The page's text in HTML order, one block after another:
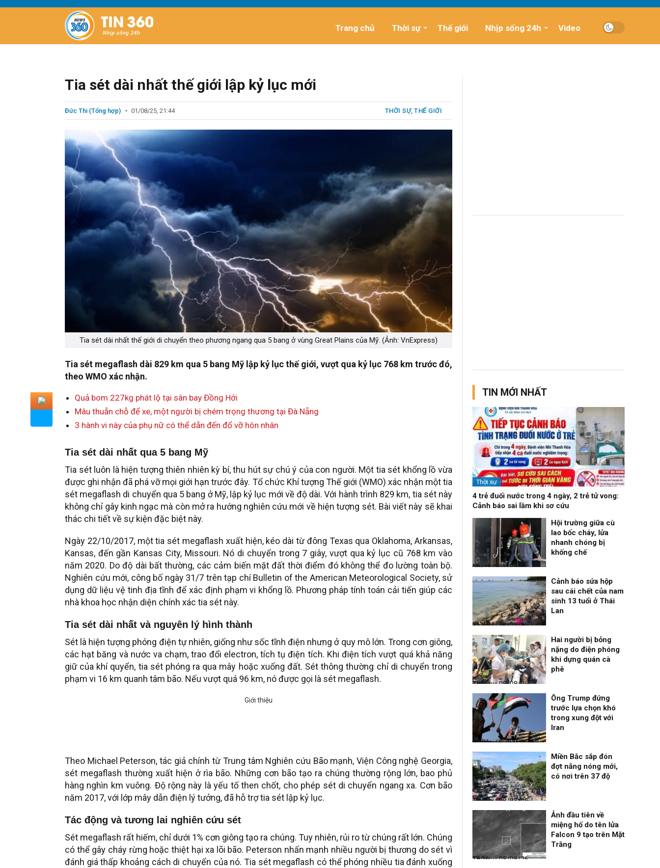
Trang chủ Thời sự Thế giới Nhịp sống 24h Video
Tia sét dài nhất thế giới lập kỷ lục mới
Đức Thi (Tổng hợp) 01/08/25, 21:44 THỜI SỰ, THẾ GIỚI
Tia sét dài nhất thế giới di chuyển theo phương ngang qua 5 bang ở vùng Great Plains của Mỹ. (Ảnh: VnExpress)
Tia sét megaflash dài 829 km qua 5 bang Mỹ lập kỷ lục thế giới, vượt qua kỷ lục 768 km trước đó,
theo WMO xác nhận.
Quả bom 227kg phát lộ tại sân bay Đồng Hới
Mâu thuẫn chỗ để xe, một người bị chém trọng thương tại Đà Nẵng
3 hành vi này của phụ nữ có thể dẫn đến đổ vỡ hôn nhân
Tia sét dài nhất qua 5 bang Mỹ
Tia sét luôn là hiện tượng thiên nhiên kỳ bí, thu hút sự chú ý của con người. Một tia sét khổng lồ vừa
được ghi nhận đã phá vỡ mọi giới hạn trước đây. Tổ chức Khí tượng Thế giới (WMO) xác nhận một tia
sét megaflash di chuyển qua 5 bang ở Mỹ, lập kỷ lục mới về độ dài. Với hành trình 829 km, tia sét này
không chỉ gây kinh ngạc mà còn mở ra hướng nghiên cứu mới về hiện tượng sét. Bài viết này sẽ khai
thác chi tiết về sự kiện đặc biệt này.
Ngày 22/10/2017, một tia sét megaflash xuất hiện, kéo dài từ đông Texas qua Oklahoma, Arkansas,
Kansas, đến gần Kansas City, Missouri. Nó di chuyển trong 7 giây, vượt qua kỷ lục cũ 768 km vào
năm 2020. Do độ dài bất thường, các cảm biến mặt đất thời điểm đó không thể đo lường toàn bộ.
Nghiên cứu mới, công bố ngày 31/7 trên tạp chí Bulletin of the American Meteorological Society, sử
dụng dữ liệu vệ tinh địa tĩnh để xác định phạm vi khổng lồ. Phương pháp tính toán cải tiến giúp các
nhà khoa học nhận diện chính xác tia sét này.
Tia sét dài nhất và nguyên lý hình thành
Sét là hiện tượng phóng điện tự nhiên, giống như sốc tĩnh điện nhưng ở quy mô lớn. Trong cơn giông,
các hạt băng và nước va chạm, trao đổi electron, tích tụ điện tích. Khi điện tích vượt quá khả năng
giữ của khí quyển, tia sét phóng ra qua mây hoặc xuống đất. Sét thông thường chỉ di chuyển trong
phạm vi 16 km quanh tâm bão. Nếu vượt quá 96 km, nó được gọi là sét megaflash.
Theo Michael Peterson, tác giả chính từ Trung tâm Nghiên cứu Bão mạnh, Viện Công nghệ Georgia,
sét megaflash thường xuất hiện ở rìa bão. Những cơn bão tạo ra chúng thường rộng lớn, bao phủ
hàng nghìn km vuông. Độ rộng này là yếu tố then chốt, cho phép sét di chuyển ngang xa. Cơn bão
năm 2017, với lớp mây dẫn điện lý tưởng, đã hỗ trợ tia sét lập kỷ lục.
Tác động và tương lai nghiên cứu sét
Sét megaflash rất hiếm, chỉ dưới 1% cơn giông tạo ra chúng. Tuy nhiên, rủi ro từ chúng rất lớn. Chúng
có thể gây cháy rừng hoặc thiệt hại xa lõi bão. Peterson nhấn mạnh nhiều người bị thương do sét vì
đánh giá thấp khoảng cách di chuyển của nó. Tia sét megaflash có thể phóng nhiều tia đánh xuống
TIN MỚI NHẤT
Thời sự
4 trẻ đuối nước trong 4 ngày, 2 trẻ tử vong:
Cảnh báo sai lầm khi sơ cứu
Nhịp sống 24h
09/08/26, 08:16
Hội trường giữa cù
lao bốc cháy, lửa
nhanh chóng bị
khống chế
Thời sự
08/08/26, 21:46
Cảnh báo sứa hộp
sau cái chết của nam
sinh 13 tuổi ở Thái
Lan
Thời sự
08/08/26, 18:25
Hai người bị bỏng
nặng do điện phóng
khi dựng quán cà
phê
Thời sự
08/08/26, 18:21
Ông Trump đứng
trước lựa chọn khó
trong xung đột với
Iran
Thời sự
08/08/26, 18:19
Miền Bắc sắp đón
đợt nắng nóng mới,
có nơi trên 37 độ
Thời sự
08/08/26, 18:16
Ảnh đầu tiên về
miệng hố do tên lửa
Falcon 9 tạo trên Mặt
Trăng